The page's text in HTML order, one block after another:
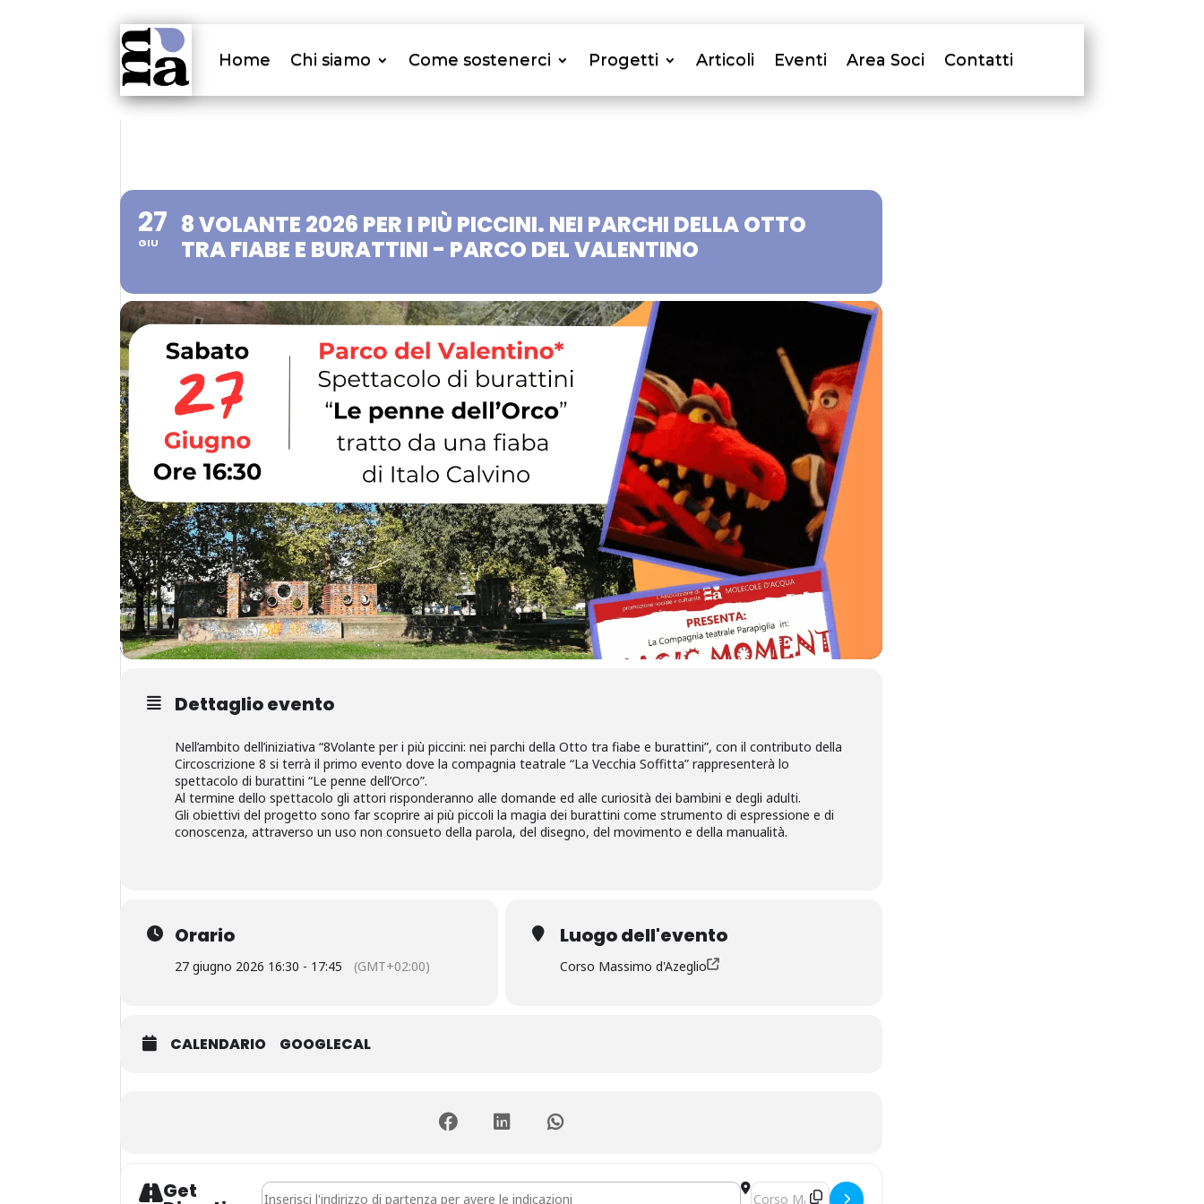
Home Chi siamo Come sostenerci Progetti Articoli Eventi Area Soci Contatti
27
GIU
8 VOLANTE 2026 PER I PIÙ PICCINI. NEI PARCHI DELLA OTTO
TRA FIABE E BURATTINI - PARCO DEL VALENTINO
Dettaglio evento
Nell’ambito dell’iniziativa “8Volante per i più piccini: nei parchi della Otto tra fiabe e burattini”, con il contributo della
Circoscrizione 8 si terrà il primo evento dove la compagnia teatrale “La Vecchia Soffitta” rappresenterà lo
spettacolo di burattini “Le penne dell’Orco”.
Al termine dello spettacolo gli attori risponderanno alle domande ed alle curiosità dei bambini e degli adulti.
Gli obiettivi del progetto sono far scoprire ai più piccoli la magia dei burattini come strumento di espressione e di
conoscenza, attraverso un uso non consueto della parola, del disegno, del movimento e della manualità.
Orario
27 giugno 2026 16:30 - 17:45 (GMT+02:00)
Luogo dell'evento
Corso Massimo d'Azeglio
CALENDARIO GOOGLECAL
Get Address - 8 Volante 2026 per i più piccini. Nei parchi della Otto tra fiabe e burattini - Parco del Valentino []Destination Address - 8 Volante 2026 per i più piccini. Nei parchi della Otto